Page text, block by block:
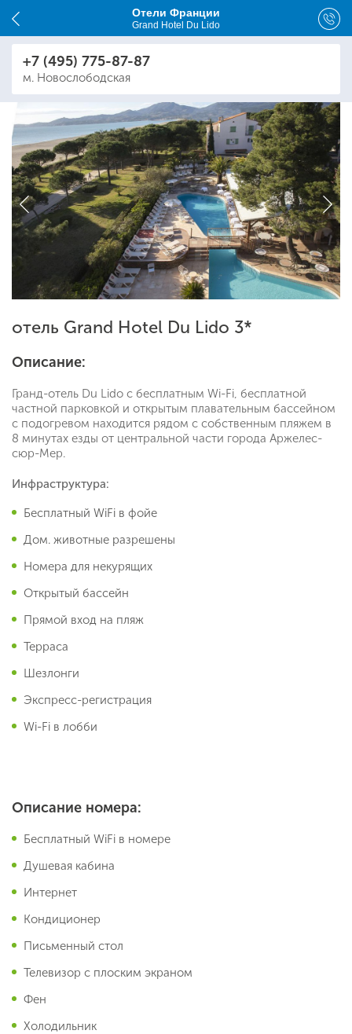
Отели Франции
Grand Hotel Du Lido
+7 (495) 775-87-87
м. Новослободская
отель Grand Hotel Du Lido 3*
Описание:
Гранд-отель Du Lido с бесплатным Wi-Fi, бесплатной
частной парковкой и открытым плавательным бассейном
с подогревом находится рядом с собственным пляжем в
8 минутах езды от центральной части города Аржелес-
сюр-Мер.
Инфраструктура:
Бесплатный WiFi в фойе
Дом. животные разрешены
Номера для некурящих
Открытый бассейн
Прямой вход на пляж
Терраса
Шезлонги
Экспресс-регистрация
Wi-Fi в лобби
Описание номера:
Бесплатный WiFi в номере
Душевая кабина
Интернет
Кондиционер
Письменный стол
Телевизор с плоским экраном
Фен
Холодильник